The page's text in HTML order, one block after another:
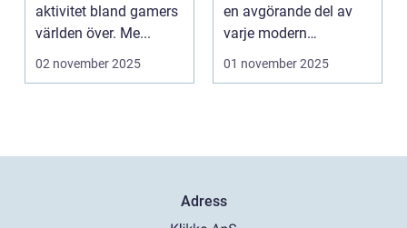
aktivitet bland gamers
världen över. Me...
02 november 2025
en avgörande del av
varje modern
veterin&a...
01 november 2025
Adress